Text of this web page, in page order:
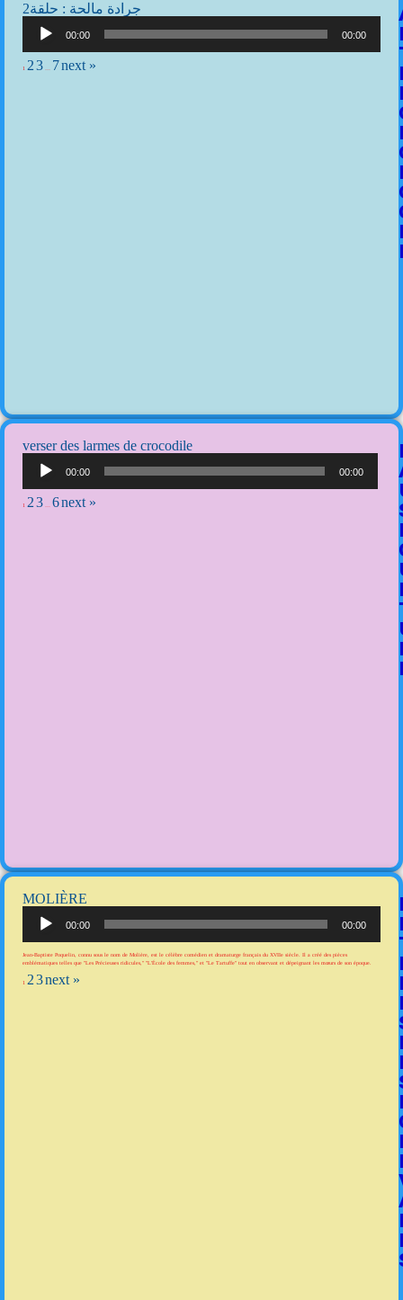
2جرادة مالحة : حلقة
00:00 00:00
1 23 7next »
verser des larmes de crocodile
00:00 00:00
1 23 6next »
MOLIÈRE
00:00 00:00
Jean-Baptiste Poquelin, connu sous le nom de Molière, est le célèbre comédien et dramaturge français du XVIIe siècle. Il a créé des pièces
emblématiques telles que "Les Précieuses ridicules," "L'École des femmes," et "Le Tartuffe" tout en observant et dépeignant les mœurs de son époque.
1 23next »